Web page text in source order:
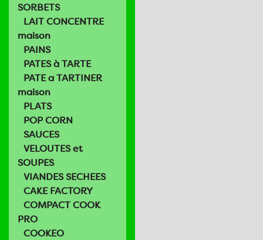
SORBETS
LAIT CONCENTRE
maison
PAINS
PATES à TARTE
PATE a TARTINER
maison
PLATS
POP CORN
SAUCES
VELOUTES et
SOUPES
VIANDES SECHEES
CAKE FACTORY
COMPACT COOK
PRO
COOKEO